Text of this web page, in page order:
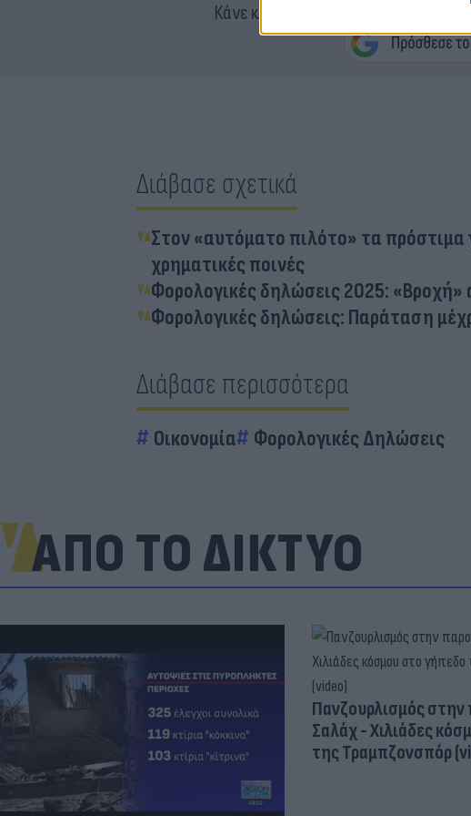
Κάνε κλικ και δες περισσότερο
Διάβασε σχετικά
Στον «αυτόματο πιλότο» τα πρόστιμα
χρηματικές ποινές
Φορολογικές δηλώσεις 2025:
Φορολογικές δηλώσεις: Παράταση
Διάβασε περισσότερα
Οικονομία Φορολογικές Δηλώσεις
ΑΠΟ ΤΟ ΔΙΚΤΥΟ
Πανζουρλισμός
Σαλάχ - Χιλιάδες
της Τραμπζονσπόρ